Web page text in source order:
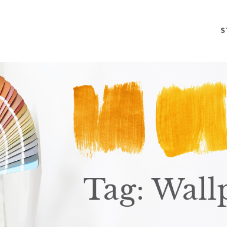
Tag:
ÜBER UNS
KONTAKT